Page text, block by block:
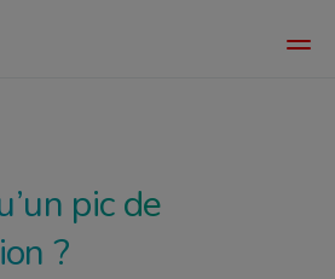
Main
pic de
?